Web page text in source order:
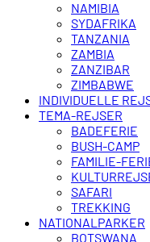
NAMIBIA
SYDAFRIKA
TANZANIA
ZAMBIA
ZANZIBAR
ZIMBABWE
INDIVIDUELLE
TEMA-REJSER
BADEFERIE
BUSH-CAMP
FAMILIE-
SAFARI
TREKKING
NATIONALPARKER
BOTSWANA